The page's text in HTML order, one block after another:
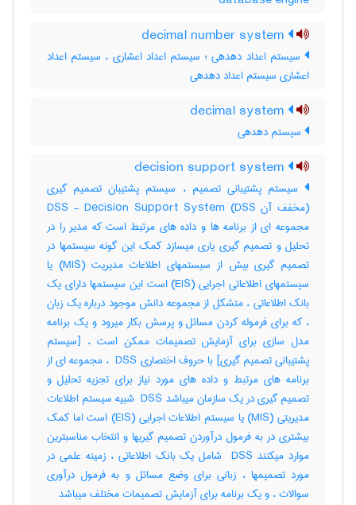
سیستم اعداد دهدهی ؛ سیستم اعداد اعشاری ، سیستم اعداد
اعشاری سیستم اعداد دهدهی
سیستم دهدهی
سیستم پشتیبانی تصمیم ، سیستم پشتیبان تصمیم گیری
(مخفف آن DSS) DSS - Decision Support System
مجموعه ای از برنامه ها و داده های مرتبط است که مدیر را در
تحلیل و تصمیم گیری یاری میسازد کمک این گونه سیستمها در
تصمیم گیری بیش از سیستمهای اطلاعات مدیریت (MIS) یا
سیستمهای اطلاعاتی اجرایی (EIS) است این سیستمها دارای یک
بانک اطلاعاتی ، متشکل از مجموعه دانش موجود درباره یک زبان
، که برای فرموله کردن مسائل و پرسش بکار میرود و یک برنامه
مدل سازی برای آزمایش تصمیمات ممکن است ، [سیستم
پشتیبانی تصمیم گیری] با حروف اختصاری ‎ DSS ، مجموعه ای از
برنامه های مرتبط و داده های مورد نیاز برای تجزیه تحلیل و
تصمیم گیری در یک سازمان میباشد ‎ DSS شبیه سیستم اطلاعات
مدیریتی (‎MIS) یا سیستم اطلاعات اجرایی (‎EIS) است اما کمک
بیشتری در به فرمول درآوردن تصمیم گیریها و انتخاب مناسبترین
موارد میکنند ‎ DSS شامل یک بانک اطلاعاتی ، زمینه علمی در
مورد تصمیمها ، زبانی برای وضع مسائل و به فرمول درآوری
سوالات ، و یک برنامه برای آزمایش تصمیمات مختلف میباشد